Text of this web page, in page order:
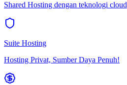
Shared Hosting dengan teknologi cloud
Suite Hosting
Hosting Privat, Sumber Daya Penuh!